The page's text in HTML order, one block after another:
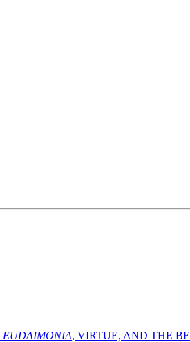
EUDAIMONIA, VIRTUE, AND THE